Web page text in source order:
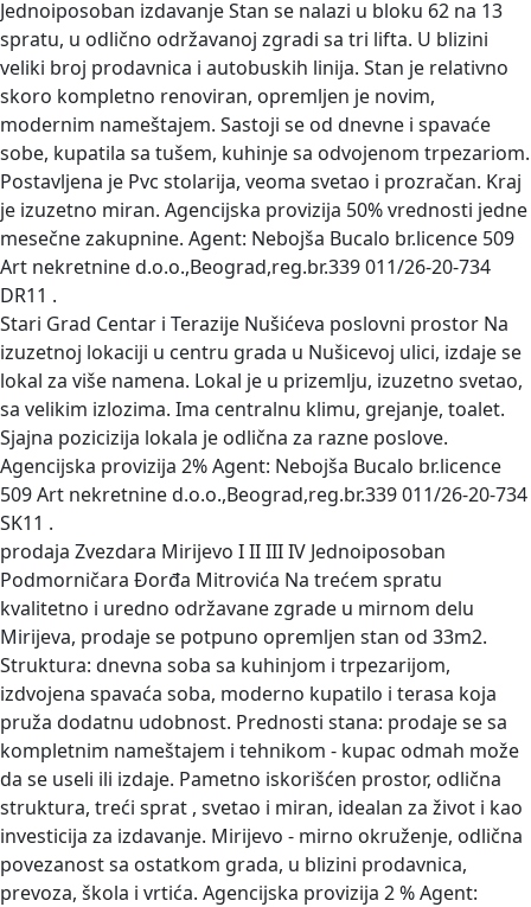
Jednoiposoban izdavanjeStan se nalazi u bloku 62 na 13
spratu, u odlično održavanoj zgradi sa tri lifta. U blizini
veliki broj prodavnica i autobuskih linija. Stan je relativno
skoro kompletno renoviran, opremljen je novim,
modernim nameštajem. Sastoji se od dnevne i spavaće
sobe, kupatila sa tušem, kuhinje sa odvojenom trpezariom.
Postavljena je Pvc stolarija, veoma svetao i prozračan. Kraj
je izuzetno miran. Agencijska provizija 50% vrednosti jedne
mesečne zakupnine. Agent: Nebojša Bucalo br.licence 509
Art nekretnine d.o.o.,Beograd,reg.br.339 011/26-20-734
DR11 .
Stari Grad Centar i Terazije Nušićeva poslovni prostor Na
izuzetnoj lokaciji u centru grada u Nušicevoj ulici, izdaje se
lokal za više namena. Lokal je u prizemlju, izuzetno svetao,
sa velikim izlozima. Ima centralnu klimu, grejanje, toalet.
Sjajna pozicizija lokala je odlična za razne poslove.
Agencijska provizija 2% Agent: Nebojša Bucalo br.licence
509 Art nekretnine d.o.o.,Beograd,reg.br.339 011/26-20-734
SK11 .
prodaja Zvezdara Mirijevo I II III IV Jednoiposoban
Podmorničara Đorđa Mitrovića Na trećem spratu
kvalitetno i uredno održavane zgrade u mirnom delu
Mirijeva, prodaje se potpuno opremljen stan od 33m2.
Struktura: dnevna soba sa kuhinjom i trpezarijom,
izdvojena spavaća soba, moderno kupatilo i terasa koja
pruža dodatnu udobnost. Prednosti stana: prodaje se sa
kompletnim nameštajem i tehnikom - kupac odmah može
da se useli ili izdaje. Pametno iskorišćen prostor, odlična
struktura, treći sprat , svetao i miran, idealan za život i kao
investicija za izdavanje. Mirijevo - mirno okruženje, odlična
povezanost sa ostatkom grada, u blizini prodavnica,
prevoza, škola i vrtića. Agencijska provizija 2 % Agent: